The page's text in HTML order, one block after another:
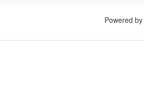
Powered by